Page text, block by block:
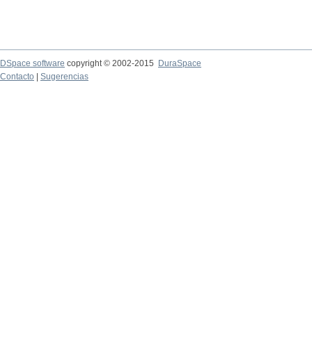
DSpace software copyright © 2002-2015
DuraSpace
Contacto
Sugerencias